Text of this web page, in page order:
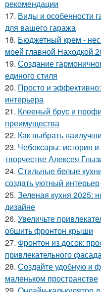
рекомендации
17. Виды и особенности
для вашего гаража
18. Бюджетный крем -
моей главной Находкой
19. Создание
единого стиля
20. Просто и
интерьера
21. Клееный брус и
преимущества
22. Как выбрать
23. Чебоксары: история
творчестве Алексея
24. Стильные белые
создать уютный интерьер
25. Зеленая кухня 2025:
дизайне
26. Увеличьте
обшить фронтон крыши
27. Фронтон из досок:
привлекательного
28. Создайте удобную и
маленьком пространстве